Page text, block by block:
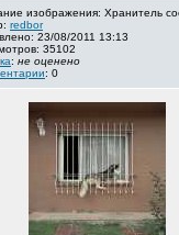
изображения: Хранитель
redbor
23/08/2011 13:13
35102
: не оценено
: 0